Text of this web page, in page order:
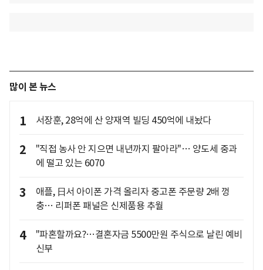
많이 본 뉴스
1 서장훈, 28억에 산 양재역 빌딩 450억에 내놨다
2
"직접 농사 안 지으면 내년까지 팔아라"… 양도세 중과
에 떨고 있는 6070
3
애플, 日서 아이폰 가격 올리자 중고폰 주문량 2배 껑
충… 리퍼폰 패널은 신제품용 추월
4
"파혼할까요?…결혼자금 5500만원 주식으로 날린 예비
신부